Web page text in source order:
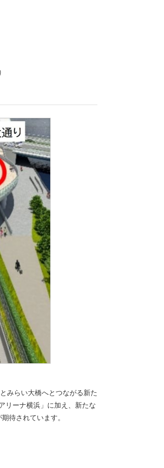
みらい大橋へとつながる新た
リーナ横浜」に加え、新たな
待されています。